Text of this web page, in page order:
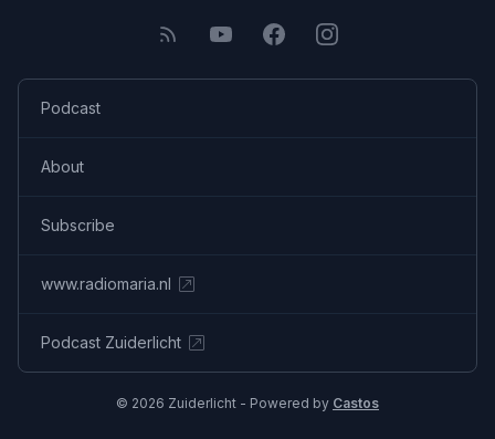
Podcast
About
Subscribe
www.radiomaria.nl
Podcast Zuiderlicht
© 2026 Zuiderlicht - Powered by Castos